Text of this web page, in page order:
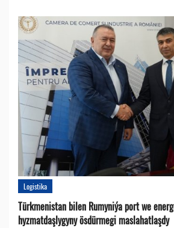
Logistika
Türkmenistan bilen Rumyniýa port we
hyzmatdaşlygyny ösdürmegi maslahatlaşdy